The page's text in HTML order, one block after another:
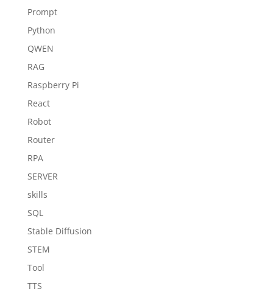
Prompt
Python
QWEN
RAG
Raspberry Pi
React
Robot
Router
RPA
SERVER
skills
SQL
Stable Diffusion
STEM
Tool
TTS